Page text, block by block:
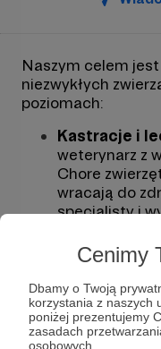
Cenimy
Dbamy o Twoją
korzystania z naszych
poniżej prezentujemy
zasadach
osobowych.
Naszym celem
niezwykłych
poziomach:
Kastracje i
weterynarz z
Chore
wracają do
specjalisty i
przygotowują
wyłapywaniu,
kastrację i
DeSKa
: